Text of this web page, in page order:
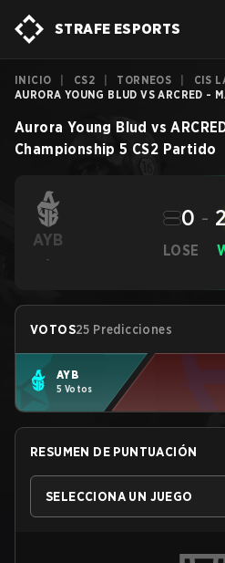
STRAFE ESPORTS
INICIO CS2 TORNEOS CIS
AURORA YOUNG BLUD VS ARCRED -
Aurora Young Blud vs
Championship 5 CS2 Partido
AYB
-
LOSE
0 -
VOTOS25 Predicciones
AYB
5 Votos
RESUMEN DE PUNTUACIÓN
SELECCIONA UN JUEGO